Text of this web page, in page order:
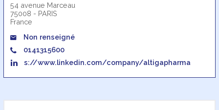
54 avenue Marceau
75008 - PARIS
France
Non renseigné
0141315600
s://www.linkedin.com/company/altigapharma